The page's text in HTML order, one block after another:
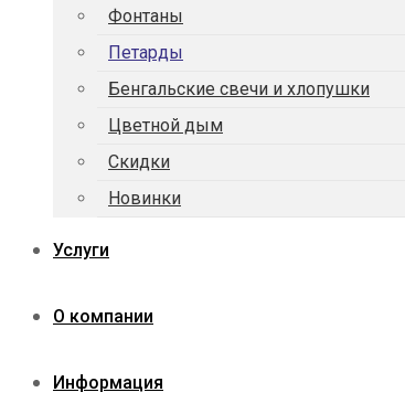
Фонтаны
Петарды
Бенгаль­ские свечи и хлопушки
Цветной дым
Скидки
Новинки
Услуги
О компании
Информация